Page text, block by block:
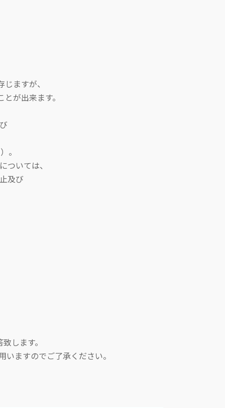
ますが、
が出来ます。
。
いては、
及び
します。
ますのでご了承ください。